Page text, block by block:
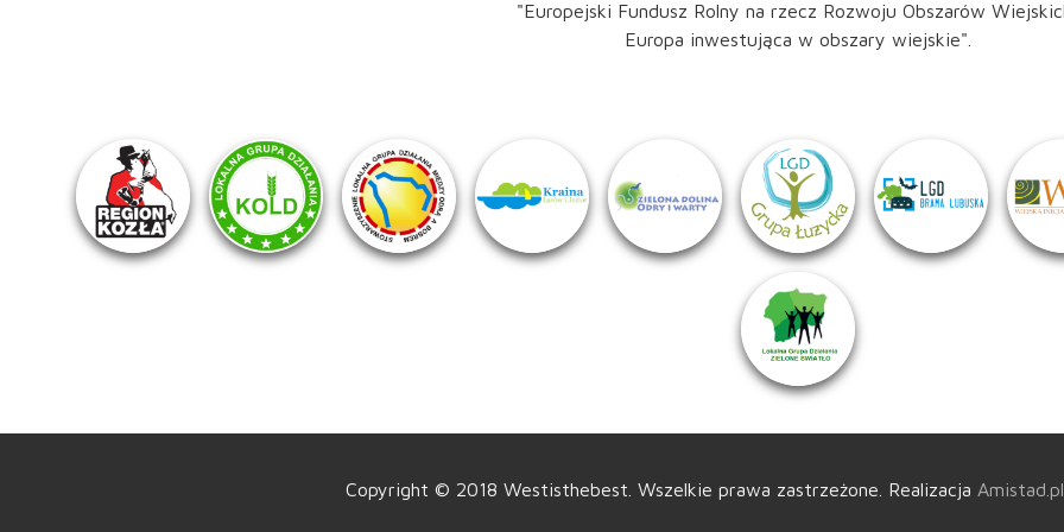
"Europejski Fundusz Rolny na rzecz Rozwoju Obszarów
Europa inwestująca w obszary wiejskie".
Copyright © 2018 Westisthebest. Wszelkie prawa zastrzeżone. Realizacja Amistad.pl